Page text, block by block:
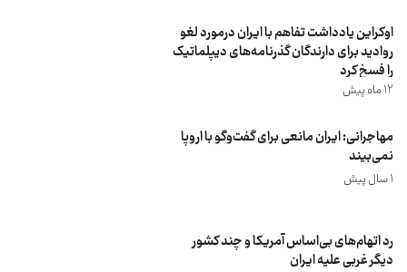
اوکراین یادداشت تفاهم با ایران درمورد لغو
روادید برای دارندگان گذرنامه‌های دیپلماتیک
را فسخ کرد
12 ماه پیش
مهاجرانی: ایران مانعی برای گفت‌وگو با اروپا
نمی‌بیند
1 سال پیش
رد اتهام‌های بی‌اساس آمریکا و چند کشور
دیگر غربی علیه ایران